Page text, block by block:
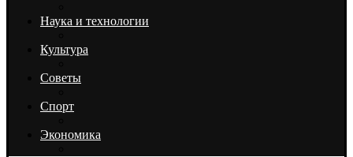
Наука и технологии
Культура
Советы
Спорт
Экономика